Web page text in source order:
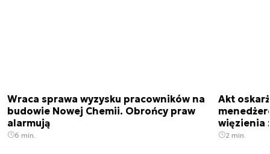
Wraca sprawa wyzysku pracowników na
budowie Nowej Chemii. Obrońcy praw
alarmują
6 min.
Akt
więzienia
2 min.